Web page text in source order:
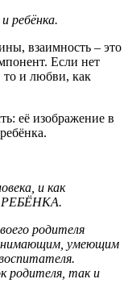
ребёнка.
взаимность – это
Если нет
то и любви, как
её изображение в
и как
РЕБЁНКА.
родителя
умеющим
родителя, так и